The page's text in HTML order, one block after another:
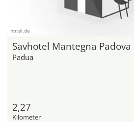
hotel.de
Savhotel Mantegna Padova
Padua
2,27
Kilometer